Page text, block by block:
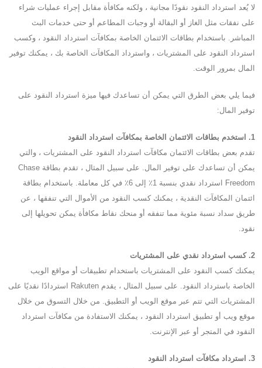
لا يُعد استرداد النقود نقودًا مجانية ، ولكنه مكافأة مقابل إجراء عمليات شراء
على نفقات مثل الغاز أو البقالة أو وجبات المطاعم أو حتى خدمات البث
المباشر. باستخدام بطاقات الائتمان الخاصة بمكافآت استرداد النقود ، وكسب
استرداد النقود على المشتريات ، واسترداد المكافآت الخاصة بك ، يمكنك توفير
المال بمرور الوقت.
فيما يلي بعض الطرق التي يمكن أن تساعدك فيها ميزة استرداد النقود على
توفير المال:
1. استخدم بطاقات الائتمان الخاصة بمكافآت استرداد النقود
تقدم بعض بطاقات الائتمان مكافآت استرداد النقود على المشتريات ، والتي
يمكن أن تساعدك على توفير المال. على سبيل المثال ، تقدم بطاقة Chase
Freedom استرداد نقدي بنسبة 1٪ إلى 6٪ في كل معاملة. باستخدام بطاقة
ائتمان المكافآت النقدية ، يمكنك كسب النقود من الأموال التي تنفقها ، عن
طريق سداد نسبة مئوية مما تنفقه أو منحك نقاط مكافأة يمكن تحويلها إلى
نقود.
2. كسب استرداد نقدي على المشتريات
يمكنك كسب النقود على المشتريات باستخدام تطبيقات أو مواقع الويب
الخاصة باسترداد النقود. على سبيل المثال ، يقدم Rakuten استردادًا نقديًا على
المشتريات التي تتم عبر موقع الويب أو التطبيق. من خلال التسوق من خلال
موقع ويب أو تطبيق استرداد النقود ، يمكنك الاستفادة من مكافآت استرداد
النقود في المتجر أو عبر الإنترنت.
3. استرداد مكافآت استرداد النقود